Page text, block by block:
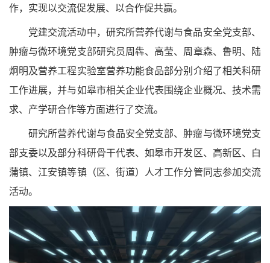
作，实现以交流促发展、以合作促共赢。
党建交流活动中，研究所营养代谢与食品安全党支部、
肿瘤与微环境党支部研究员周犇、高莹、周章森、鲁明、陆
炯明及营养工程实验室营养功能食品部分别介绍了相关科研
工作进展，并与如皋市相关企业代表围绕企业概况、技术需
求、产学研合作等方面进行了交流。
研究所营养代谢与食品安全党支部、肿瘤与微环境党支
部支委以及部分科研骨干代表、如皋市开发区、高新区、白
蒲镇、江安镇等镇（区、街道）人才工作分管同志参加交流
活动。